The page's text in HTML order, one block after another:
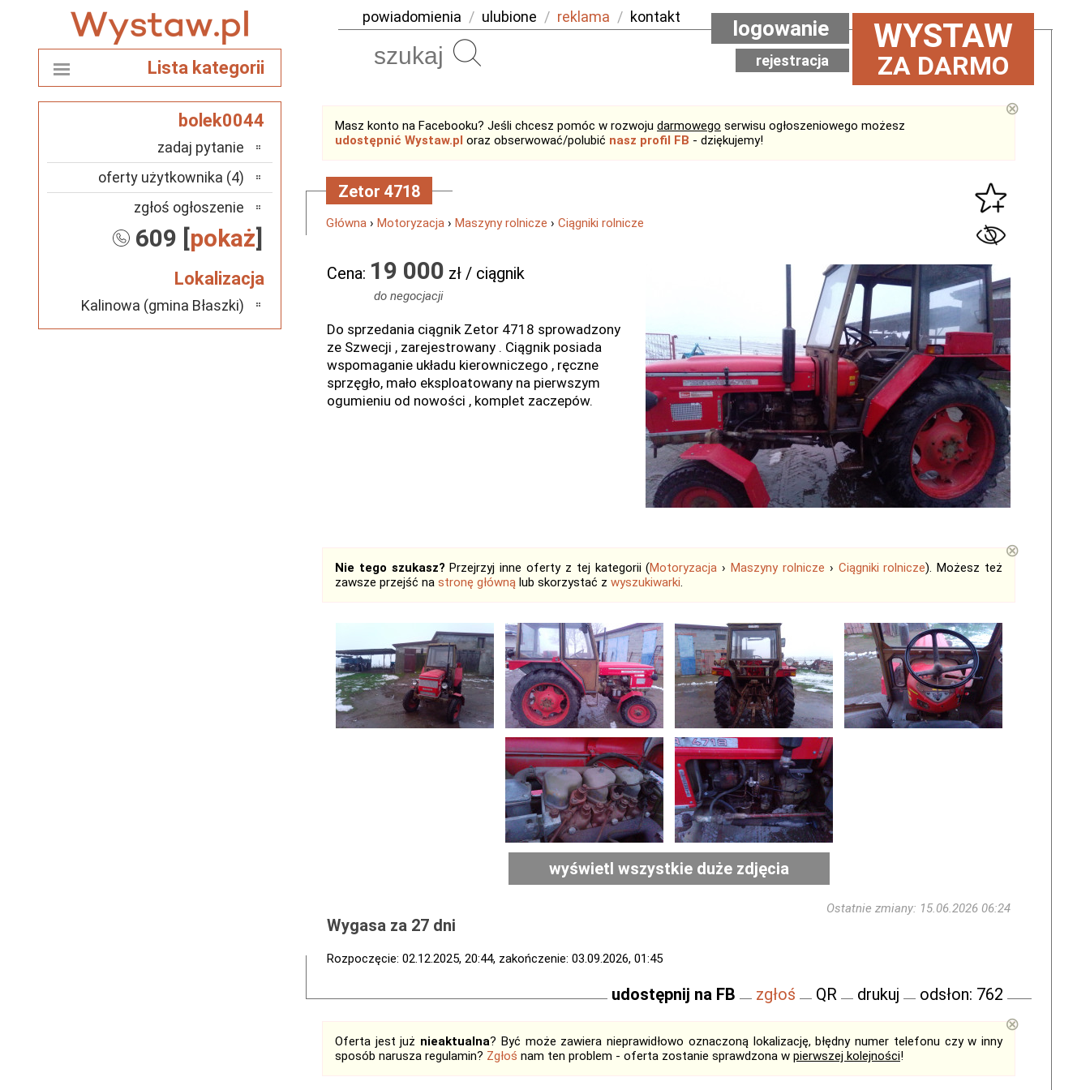
powiadomienia / ulubione / reklama / kontakt WYSTAW
ZA DARMO
logowanie
rejestracja
Masz konto na Facebooku? Jeśli chcesz pomóc w rozwoju darmowego serwisu ogłoszeniowego możesz
udostępnić Wystaw.pl oraz obserwować/polubić nasz profil FB - dziękujemy!
⊗
Zetor 4718
Główna › Motoryzacja › Maszyny rolnicze › Ciągniki rolnicze
Cena: 19 000 zł / ciągnik
do negocjacji
Do sprzedania ciągnik Zetor 4718 sprowadzony
ze Szwecji , zarejestrowany . Ciągnik posiada
wspomaganie układu kierowniczego , ręczne
sprzęgło, mało eksploatowany na pierwszym
ogumieniu od nowości , komplet zaczepów.
Nie tego szukasz? Przejrzyj inne oferty z tej kategorii (Motoryzacja ›Maszyny rolnicze › Ciągniki rolnicze). Możesz też
zawsze przejść na stronę główną lub skorzystać z wyszukiwarki.
⊗
wyświetl wszystkie duże zdjęcia
Ostatnie zmiany: 15.06.2026 06:24
Wygasa za 27 dni
Rozpoczęcie: 02.12.2025, 20:44, zakończenie: 03.09.2026, 01:45
udostępnij na FB zgłoś QR drukuj odsłon: 762
Oferta jest już nieaktualna? Być może zawiera nieprawidłowo oznaczoną lokalizację, błędny numer telefonu czy w inny
sposób narusza regulamin? Zgłoś nam ten problem - oferta zostanie sprawdzona w pierwszej kolejności!
⊗
Lista kategorii
bolek0044
zadaj pytanie
oferty użytkownika (4)
zgłoś ogłoszenie
609 [pokaż]
Lokalizacja
Kalinowa (gmina Błaszki)